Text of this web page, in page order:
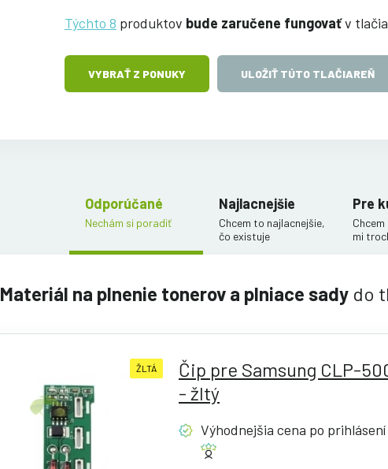
Týchto 8 produktov bude zaručene fungovaťv
VYBRAŤ Z PONUKY ULOŽIŤ TÚTO TLAČIAREŇ
Odporúčané
Nechám si poradiť
Najlacnejšie
Chcem to najlacnejšie,
čo existuje
Pre
mi
Materiál na plnenie tonerov a plniace sady do
ŽLTÁ
Čip pre Samsung CLP-
- žltý
Výhodnejšia cena po prihlásení